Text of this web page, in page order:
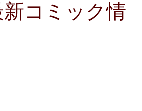
浜岡店 カラオケ ダーツ
コミック情